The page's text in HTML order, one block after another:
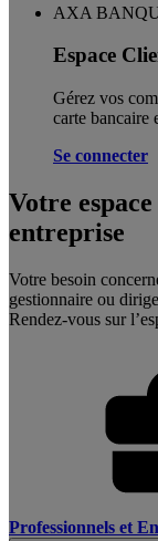
AXA
Espace
Gérez vos
carte bancaire
Se connecter
Votre
entreprise
Votre besoin
gestionnaire ou
Rendez-vous sur
Professionnels et